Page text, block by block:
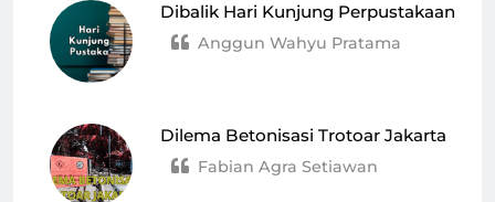
Dibalik Hari Kunjung Perpustakaan
Anggun Wahyu Pratama
Dilema Betonisasi Trotoar Jakarta
Fabian Agra Setiawan